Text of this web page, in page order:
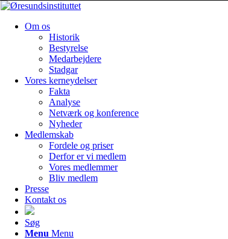
Om os
Historik
Bestyrelse
Medarbejdere
Stadgar
Vores kerneydelser
Fakta
Analyse
Netværk og konference
Nyheder
Medlemskab
Fordele og priser
Derfor er vi medlem
Vores medlemmer
Bliv medlem
Presse
Kontakt os
Søg
Menu Menu